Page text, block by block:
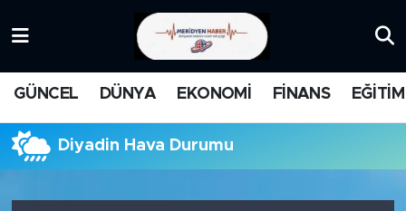
GÜNCEL DÜNYA EKONOMİ FİNANS EĞİTİM
Diyadin Hava Durumu